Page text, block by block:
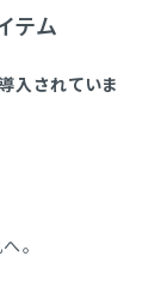
テム
入されていま
。